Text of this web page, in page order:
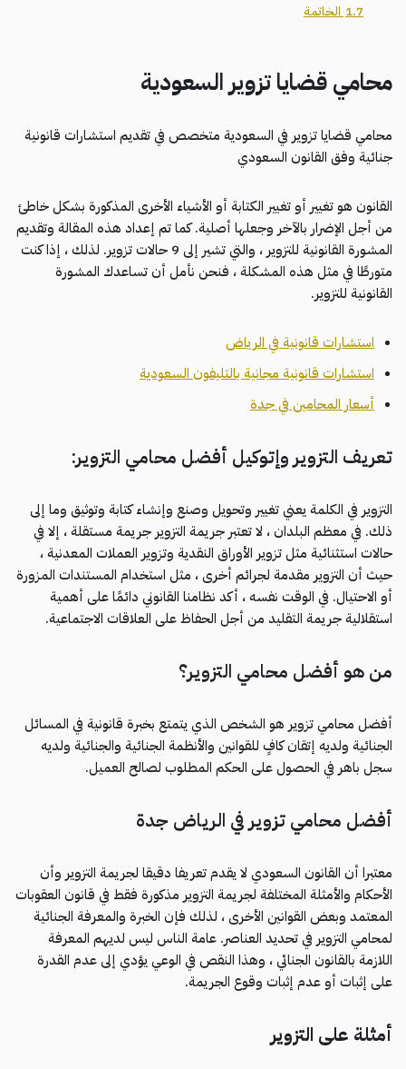
1.7 الخاتمة
محامي قضايا تزوير السعودية
محامي قضايا تزوير في السعودية متخصص في تقديم استشارات قانونية
جنائية وفق القانون السعودي
القانون هو تغيير أو تغيير الكتابة أو الأشياء الأخرى المذكورة بشكل خاطئ
من أجل الإضرار بالآخر وجعلها أصلية. كما تم إعداد هذه المقالة وتقديم
المشورة القانونية للتزوير ، والتي تشير إلى 9 حالات تزوير. لذلك ، إذا كنت
متورطًا في مثل هذه المشكلة ، فنحن نأمل أن تساعدك المشورة
القانونية للتزوير.
استشارات قانونية في الرياض
استشارات قانونية مجانية بالتليفون السعودية
أسعار المحامين في جدة
تعريف التزوير وإتوكيل أفضل محامي التزوير:
التزوير في الكلمة يعني تغيير وتحويل وصنع وإنشاء كتابة وتوثيق وما إلى
ذلك. في معظم البلدان ، لا تعتبر جريمة التزوير جريمة مستقلة ، إلا في
حالات استثنائية مثل تزوير الأوراق النقدية وتزوير العملات المعدنية ،
حيث أن التزوير مقدمة لجرائم أخرى ، مثل استخدام المستندات المزورة
أو الاحتيال. في الوقت نفسه ، أكد نظامنا القانوني دائمًا على أهمية
استقلالية جريمة التقليد من أجل الحفاظ على العلاقات الاجتماعية.
من هو أفضل محامي التزوير؟
أفضل محامي تزوير هو الشخص الذي يتمتع بخبرة قانونية في المسائل
الجنائية ولديه إتقان كافٍ للقوانين والأنظمة الجنائية والجنائية ولديه
سجل باهر في الحصول على الحكم المطلوب لصالح العميل.
أفضل محامي تزوير في الرياض جدة
معتبرا أن القانون السعودي لا يقدم تعريفا دقيقا لجريمة التزوير وأن
الأحكام والأمثلة المختلفة لجريمة التزوير مذكورة فقط في قانون العقوبات
المعتمد وبعض القوانين الأخرى ، لذلك فإن الخبرة والمعرفة الجنائية
لمحامي التزوير في تحديد العناصر. عامة الناس ليس لديهم المعرفة
اللازمة بالقانون الجنائي ، وهذا النقص في الوعي يؤدي إلى عدم القدرة
على إثبات أو عدم إثبات وقوع الجريمة.
أمثلة على التزوير